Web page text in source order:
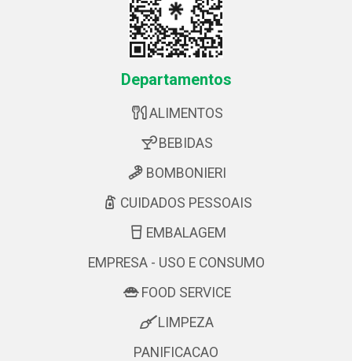
Departamentos
ALIMENTOS
BEBIDAS
BOMBONIERI
CUIDADOS PESSOAIS
EMBALAGEM
EMPRESA - USO E CONSUMO
FOOD SERVICE
LIMPEZA
PANIFICACAO